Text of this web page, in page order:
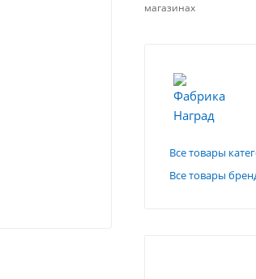
магазинах
Все товары
Все товары